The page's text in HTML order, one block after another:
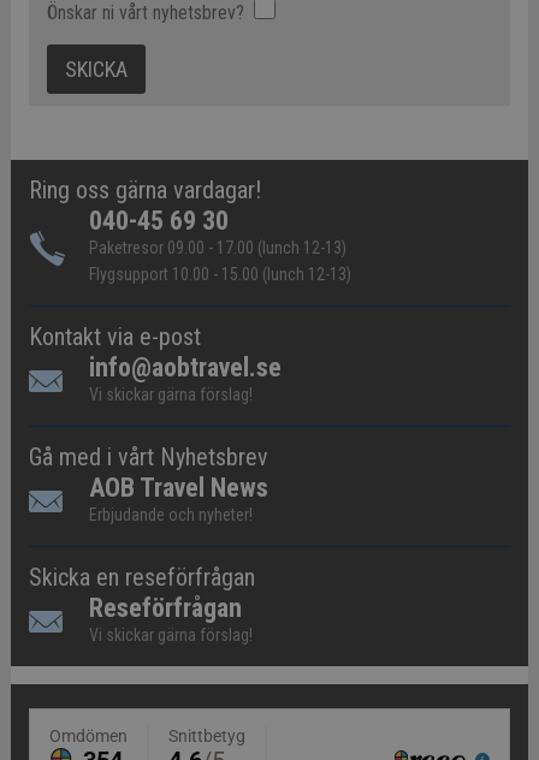
Önskar ni vårt nyhetsbrev?
Ring oss gärna vardagar!
040-45 69 30
Paketresor 09.00 - 17.00 (lunch 12-13)
Flygsupport 10.00 - 15.00 (lunch 12-13)
Kontakt via e-post
info@aobtravel.se
Vi skickar gärna förslag!
Gå med i vårt Nyhetsbrev
AOB Travel News
Erbjudande och nyheter!
Skicka en reseförfrågan
Reseförfrågan
Vi skickar gärna förslag!